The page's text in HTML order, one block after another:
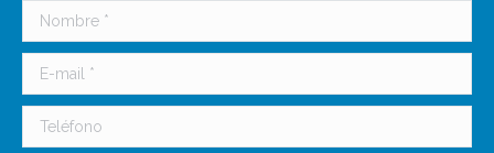
Nombre *
E-mail *
Teléfono